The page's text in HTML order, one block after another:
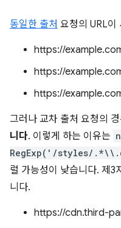
동일한 출처 요청의 URL이
https://
https://
https://
그러나 교차 출처 요청의
니다. 이렇게 하는 이유는
RegExp('/styles/
럴 가능성이 낮습니다. 제3
니다.
https://cdn.third-